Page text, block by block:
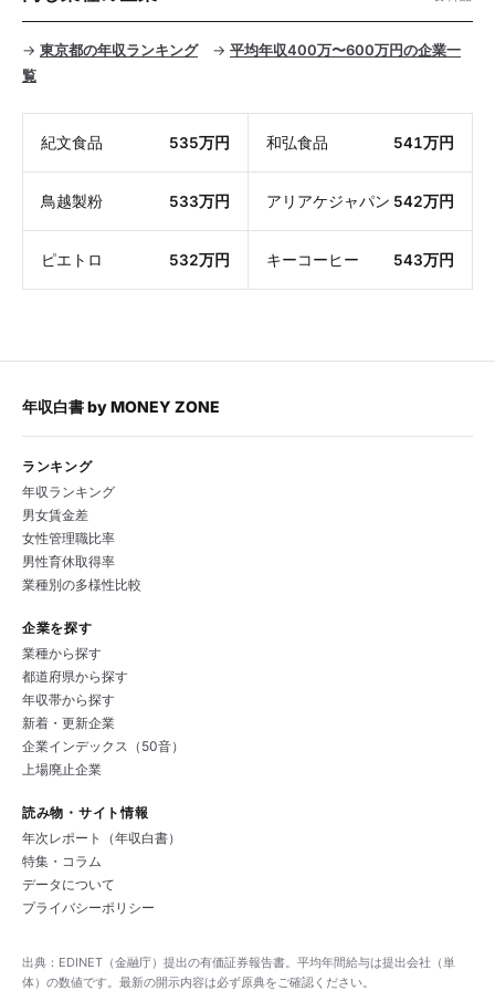
→ 東京都の年収ランキング→ 平均年収400万〜600万円の企業一
覧
紀文食品 535万円 和弘食品 541万円
鳥越製粉 533万円 アリアケジャパン 542万円
ピエトロ 532万円 キーコーヒー 543万円
年収白書byMONEY ZONE
ランキング
年収ランキング
男女賃金差
女性管理職比率
男性育休取得率
業種別の多様性比較
企業を探す
業種から探す
都道府県から探す
年収帯から探す
新着・更新企業
企業インデックス（50音）
上場廃止企業
読み物・サイト情報
年次レポート（年収白書）
特集・コラム
データについて
プライバシーポリシー
出典：EDINET（金融庁）提出の有価証券報告書。平均年間給与は提出会社（単
体）の数値です。最新の開示内容は必ず原典をご確認ください。